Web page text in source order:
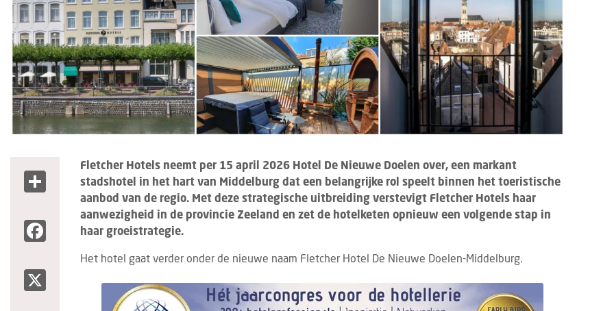
Facebook
Fletcher Hotels neemt per 15 april 2026 Hotel De Nieuwe Doelen over, een markant
stadshotel in het hart van Middelburg dat een belangrijke rol speelt binnen het toeristische
aanbod van de regio. Met deze strategische uitbreiding verstevigt Fletcher Hotels haar
aanwezigheid in de provincie Zeeland en zet de hotelketen opnieuw een volgende stap in
haar groeistrategie.
Het hotel gaat verder onder de nieuwe naam Fletcher Hotel De Nieuwe Doelen-Middelburg.